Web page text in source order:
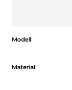
Modell
Material